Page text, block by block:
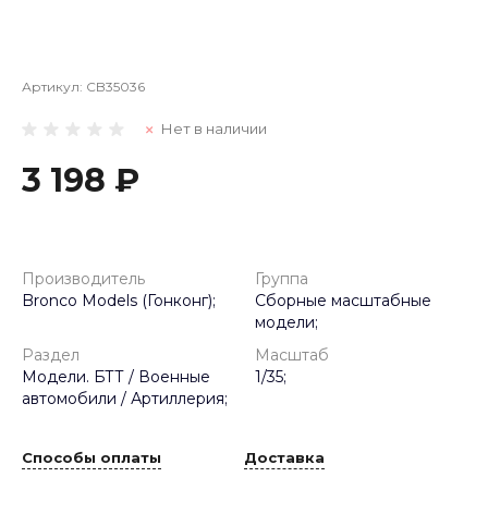
Артикул: CB35036
Нет в наличии
3 198 ₽
Производитель
Bronco Models (Гонконг);
Группа
Сборные масштабные
модели;
Раздел
Модели. БТТ / Военные
автомобили / Артиллерия;
Масштаб
1/35;
Способы оплаты Доставка